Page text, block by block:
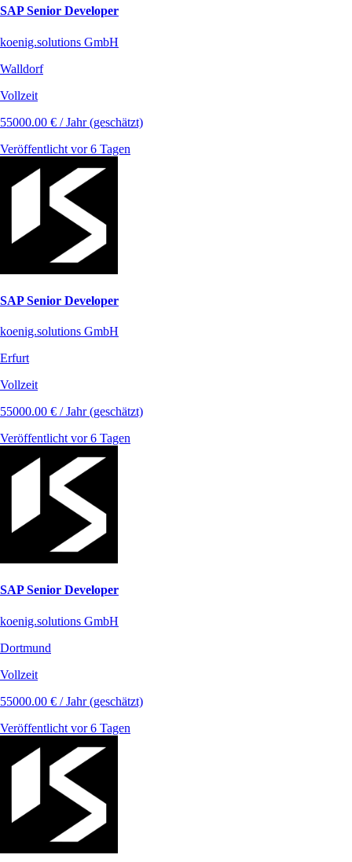
SAP Senior Developer
koenig.solutions GmbH
Walldorf
Vollzeit
55000.00 € / Jahr (geschätzt)
Veröffentlicht vor 6 Tagen
SAP Senior Developer
koenig.solutions GmbH
Erfurt
Vollzeit
55000.00 € / Jahr (geschätzt)
Veröffentlicht vor 6 Tagen
SAP Senior Developer
koenig.solutions GmbH
Dortmund
Vollzeit
55000.00 € / Jahr (geschätzt)
Veröffentlicht vor 6 Tagen